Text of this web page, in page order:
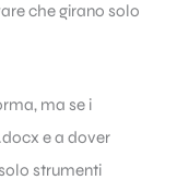
che girano solo
ma se i
e a dover
strumenti